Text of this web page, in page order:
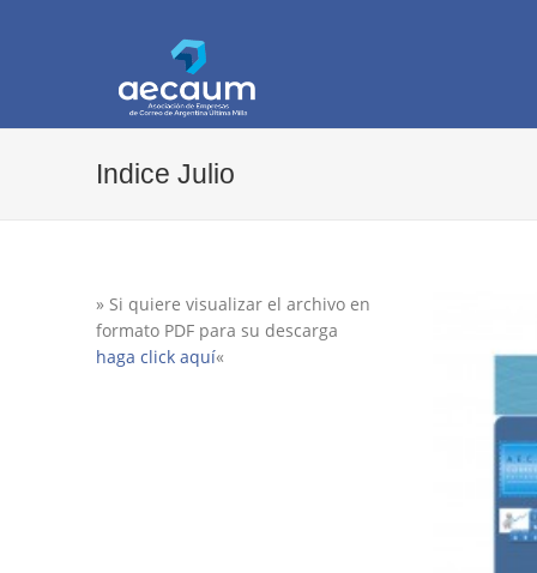
Indice Julio
» Si quiere visualizar el archivo en
formato PDF para su descarga
haga click aquí«